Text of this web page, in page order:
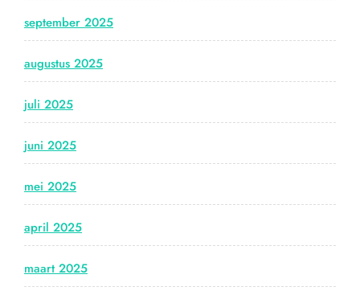
september 2025
augustus 2025
juli 2025
juni 2025
mei 2025
april 2025
maart 2025